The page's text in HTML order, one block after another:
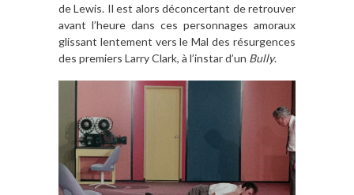
de Lewis. Il est alors déconcertant de retrouver
avant l’heure dans ces personnages amoraux
glissant lentement vers le Mal des résurgences
des premiers Larry Clark, à l’instar d’un Bully.